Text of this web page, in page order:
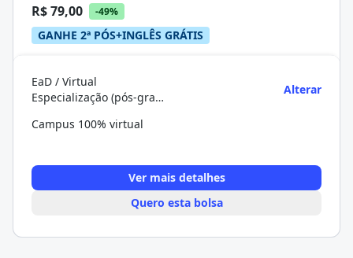
R$ 79,00 -49%
GANHE 2ª PÓS+INGLÊS GRÁTIS
EaD / Virtual
Especialização (pós-graduação)
Alterar
Campus 100% virtual
Ver mais detalhes
Quero esta bolsa